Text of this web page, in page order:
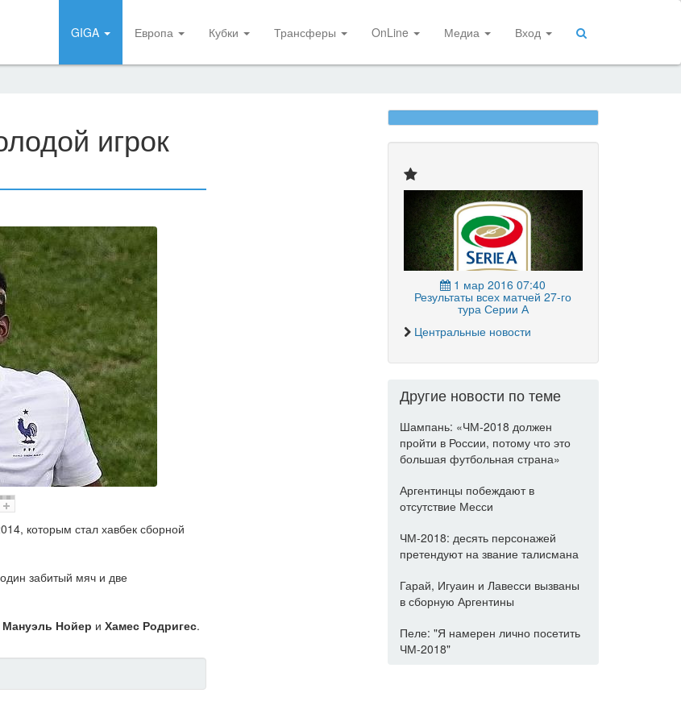
GIGA Европа Кубки Трансферы OnLine Медиа Вход
игрок
которым стал хавбек сборной
забитый мяч и две
Нойер и Хамес Родригес.
1 мар 2016 07:40
Результаты всех матчей 27-го
тура Серии А
Центральные новости
Другие новости по теме
Шампань: «ЧМ-2018 должен
пройти в России, потому что это
большая футбольная страна»
Аргентинцы побеждают в
отсутствие Месси
ЧМ-2018: десять персонажей
претендуют на звание талисмана
Гарай, Игуаин и Лавесси вызваны
в сборную Аргентины
Пеле: "Я намерен лично посетить
ЧМ-2018"